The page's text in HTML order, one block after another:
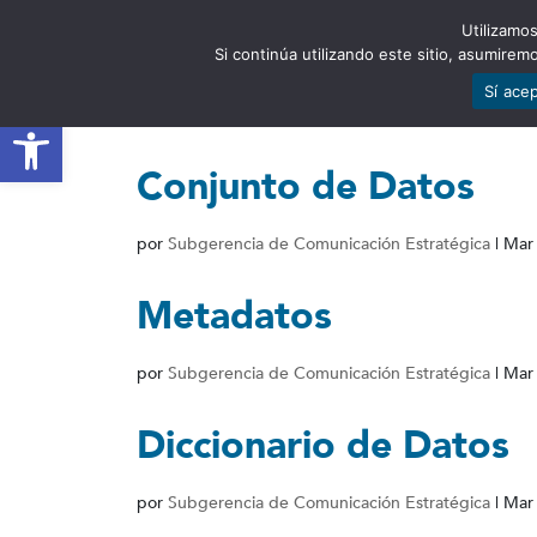
Abrir barra de herramientas
Conjunto de Datos
por Subgerencia de Comunicación Estratégica |
Metadatos
por Subgerencia de Comunicación Estratégica |
Diccionario de Datos
por Subgerencia de Comunicación Estratégica |
Si continúa utilizando este sitio,
Sí